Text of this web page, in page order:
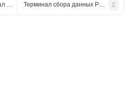
данных Newland MT93 Megattera
Терминал сбора данных Point